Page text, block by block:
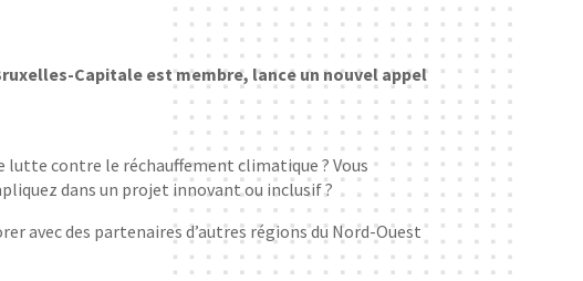
Capitale est membre, lance un nouvel appel
lutte contre le réchauffement climatique ? Vous
dans un projet innovant ou inclusif ?
avec des partenaires d’autres régions du Nord-Ouest